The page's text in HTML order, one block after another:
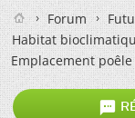
Forum
Habitat
Emplacement
